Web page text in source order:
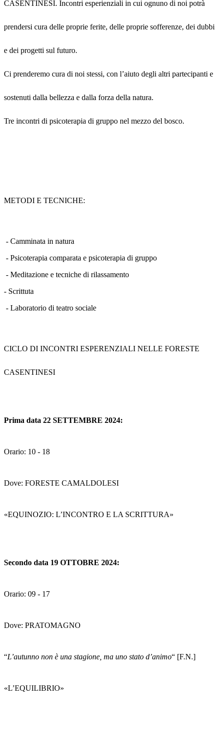
CASENTINESI. Incontri esperienziali in cui ognuno di noi potrà
prendersi cura delle proprie ferite, delle proprie sofferenze, dei dubbi
e dei progetti sul futuro.
Ci prenderemo cura di noi stessi, con l’aiuto degli altri partecipanti e
sostenuti dalla bellezza e dalla forza della natura.
Tre incontri di psicoterapia di gruppo nel mezzo del bosco.
METODI E TECNICHE:
- Camminata in natura
- Psicoterapia comparata e psicoterapia di gruppo
- Meditazione e tecniche di rilassamento
- Scrittuta
- Laboratorio di teatro sociale
CICLO DI INCONTRI ESPERENZIALI NELLE FORESTE
CASENTINESI
Prima data 22 SETTEMBRE 2024:
Orario: 10 - 18
Dove: FORESTE CAMALDOLESI
«EQUINOZIO: L’INCONTRO E LA SCRITTURA»
Secondo data 19 OTTOBRE 2024:
Orario: 09 - 17
Dove: PRATOMAGNO
“L’autunno non è una stagione, ma uno stato d’animo“ [F.N.]
«L’EQUILIBRIO»